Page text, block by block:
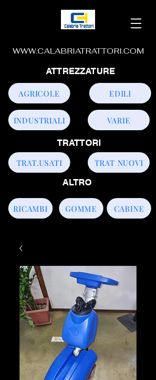
WWW.CALABRIATRATTORI.COM
TRAT.USATI TRAT NUOVI
INDUSTRIALI
AGRICOLE EDILI
VARIE
CABINE
GOMME
RICAMBI
ATTREZZATURE
TRATTORI
ALTRO